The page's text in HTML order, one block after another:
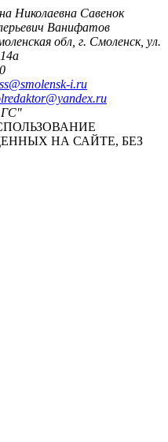
Николаевна Савенок
Ванифатов
обл, г. Смоленск, ул.
i.ru
НА САЙТЕ, БЕЗ